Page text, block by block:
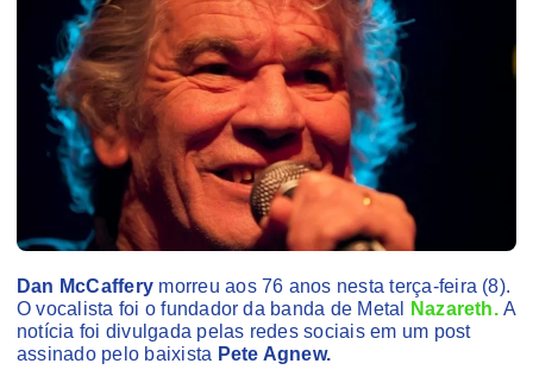
Dan McCaffery morreu aos 76 anos nesta terça-feira (8).
O vocalista foi o fundador da banda de Metal
Nazareth.A
notícia foi divulgada pelas redes sociais em um post
assinado pelo baixista Pete Agnew.